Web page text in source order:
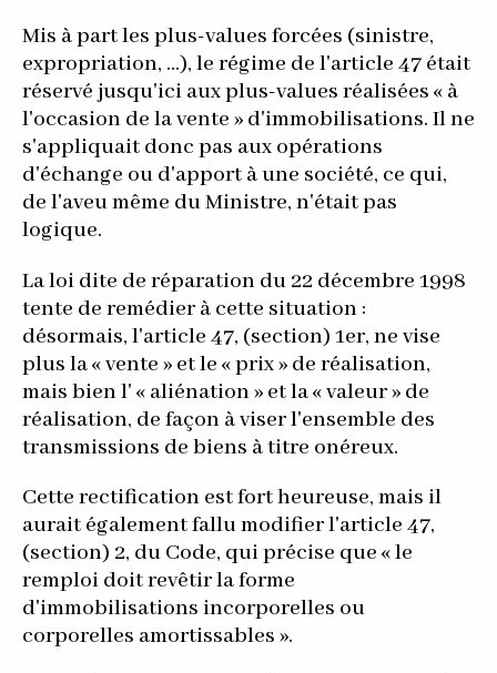
Mis à part les plus-values forcées (sinistre,
expropriation, ...), le régime de l'article 47 était
réservé jusqu'ici aux plus-values réalisées « à
l'occasion de la vente » d'immobilisations. Il ne
s'appliquait donc pas aux opérations
d'échange ou d'apport à une société, ce qui,
de l'aveu même du Ministre, n'était pas
logique.
La loi dite de réparation du 22 décembre 1998
tente de remédier à cette situation :
désormais, l'article 47, (section) 1er, ne vise
plus la « vente » et le « prix » de réalisation,
mais bien l' « aliénation » et la « valeur » de
réalisation, de façon à viser l'ensemble des
transmissions de biens à titre onéreux.
Cette rectification est fort heureuse, mais il
aurait également fallu modifier l'article 47,
(section) 2, du Code, qui précise que « le
remploi doit revêtir la forme
d'immobilisations incorporelles ou
corporelles amortissables ».